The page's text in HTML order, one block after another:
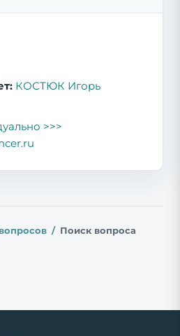
КОСТЮК Игорь
>>>
Поиск вопроса